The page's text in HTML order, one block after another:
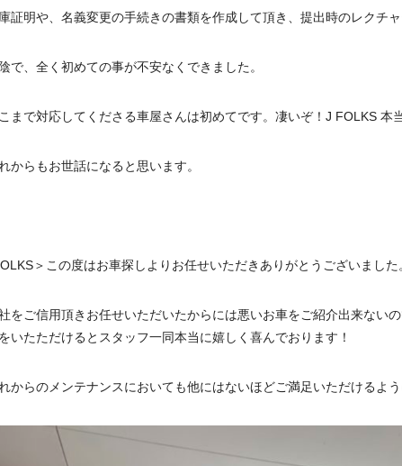
証明や、名義変更の手続きの書類を作成して頂き、提出時のレクチャ
で、全く初めての事が不安なくできました。
まで対応してくださる車屋さんは初めてです。凄いぞ！J FOLKS 本
からもお世話になると思います。
＞この度はお車探しよりお任せいただきありがとうございました
をご信用頂きお任せいただいたからには悪いお車をご紹介出来ない
いたただけるとスタッフ一同本当に嬉しく喜んでおります！
からのメンテナンスにおいても他にはないほどご満足いただけるよ